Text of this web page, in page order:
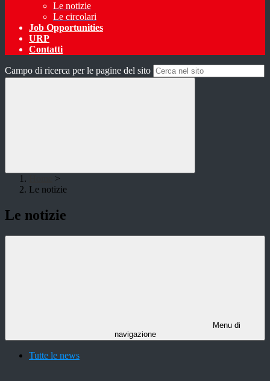
Le notizie
Le circolari
Job Opportunities
URP
Contatti
Campo di ricerca per le pagine del sito
>
Le notizie
Le notizie
Menu di
navigazione
Tutte le news